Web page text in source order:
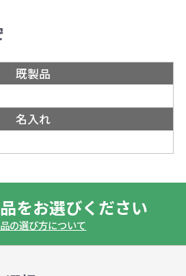
既製品
名入れ
をお選びください
の選び方について